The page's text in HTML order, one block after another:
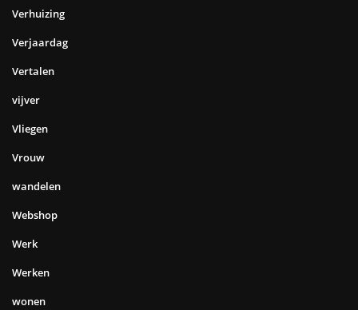
Verhuizing
Verjaardag
Vertalen
vijver
Vliegen
Vrouw
wandelen
Webshop
Werk
Werken
wonen